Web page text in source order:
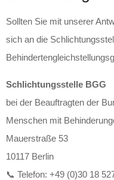
Sollten Sie mit unserer
sich an die
Schlichtungsstelle BGG
bei der Beauftragten der
Menschen mit
Mauerstraße 53
10117 Berlin
📞 Telefon: +49 (0)30 18